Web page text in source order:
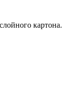
картона.